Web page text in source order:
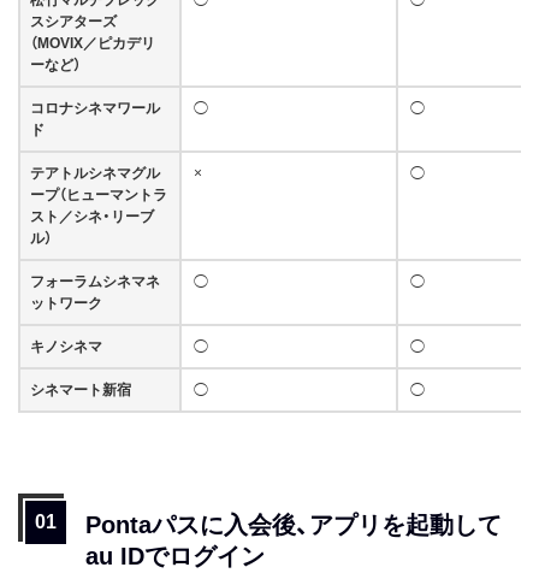
スシアターズ
（MOVIX／ピカデリ
ーなど）
コロナシネマワール
ド
◯ ◯
テアトルシネマグル
ープ（ヒューマントラ
スト／シネ・リーブ
ル）
× ◯
フォーラムシネマネ
ットワーク
◯ ◯
キノシネマ ◯ ◯
シネマート新宿 ◯ ◯
Pontaパスに入会後、アプリを起動して
au IDでログイン